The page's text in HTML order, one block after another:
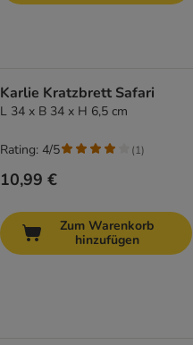
Karlie Kratzbrett Safari
L 34 x B 34 x H 6,5 cm
10,99 €
Rating: 4/5 (1)
Zum Warenkorb
hinzufügen